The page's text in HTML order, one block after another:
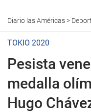
Diario las Américas>
TOKIO 2020
Pesista
medalla
Hugo